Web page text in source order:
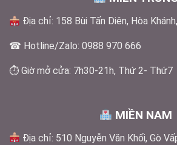
Địa chỉ: 158 Bùi Tấn Diên, Hòa
☎ Hotline/Zalo: 0988 970 666
⏱ Giờ mở cửa: 7h30-21h, Thứ 2- Thứ7
MIỀN NAM
Địa chỉ: 510 Nguyễn Văn Khối, Gò